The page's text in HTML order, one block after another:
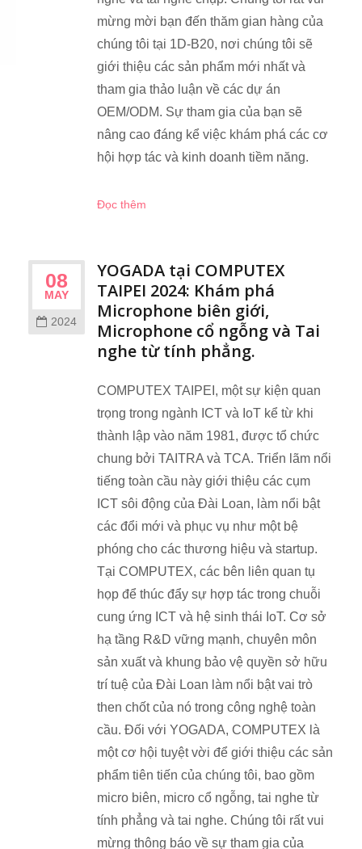
mừng mời bạn đến thăm gian hàng của
chúng tôi tại 1D-B20, nơi chúng tôi sẽ
giới thiệu các sản phẩm mới nhất và
tham gia thảo luận về các dự án
OEM/ODM. Sự tham gia của bạn sẽ
nâng cao đáng kể việc khám phá các cơ
hội hợp tác và kinh doanh tiềm năng.
Đọc thêm
08
MAY
2024
YOGADA tại COMPUTEX
TAIPEI 2024: Khám phá
Microphone biên giới,
Microphone cổ ngỗng và Tai
nghe từ tính phẳng.
COMPUTEX TAIPEI, một sự kiện quan
trọng trong ngành ICT và IoT kể từ khi
thành lập vào năm 1981, được tổ chức
chung bởi TAITRA và TCA. Triển lãm nổi
tiếng toàn cầu này giới thiệu các cụm
ICT sôi động của Đài Loan, làm nổi bật
các đổi mới và phục vụ như một bệ
phóng cho các thương hiệu và startup.
Tại COMPUTEX, các bên liên quan tụ
họp để thúc đẩy sự hợp tác trong chuỗi
cung ứng ICT và hệ sinh thái IoT. Cơ sở
hạ tầng R&D vững mạnh, chuyên môn
sản xuất và khung bảo vệ quyền sở hữu
trí tuệ của Đài Loan làm nổi bật vai trò
then chốt của nó trong công nghệ toàn
cầu. Đối với YOGADA, COMPUTEX là
một cơ hội tuyệt vời để giới thiệu các sản
phẩm tiên tiến của chúng tôi, bao gồm
micro biên, micro cổ ngỗng, tai nghe từ
tính phẳng và tai nghe. Chúng tôi rất vui
mừng thông báo về sự tham gia của